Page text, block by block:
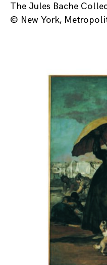
The Jules Bache
© New York,